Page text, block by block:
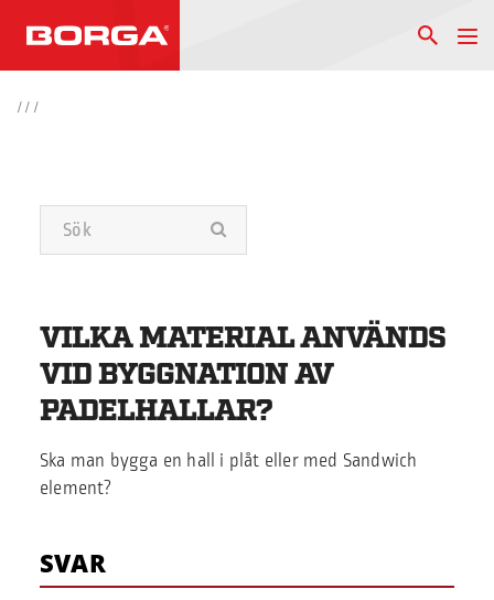
// /
VILKA MATERIAL ANVÄNDS
VID BYGGNATION AV
PADELHALLAR?
Ska man bygga en hall i plåt eller med Sandwich
element?
SVAR